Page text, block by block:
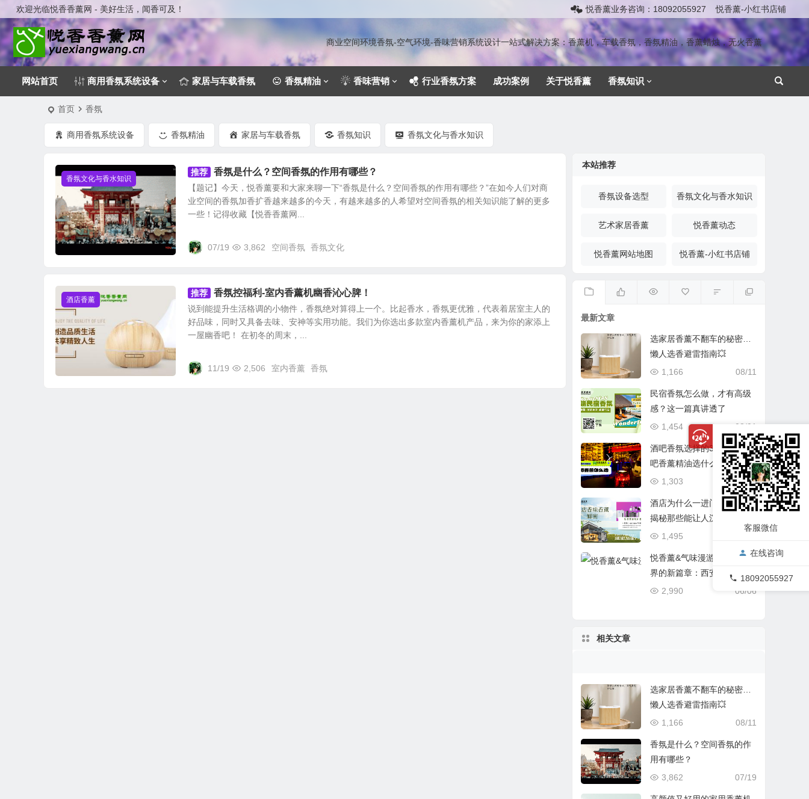
欢迎光临悦香香薰网 - 美好生活，闻香可及！ 悦香薰业务咨询：18092055927 悦香薰-小红书店铺
商业空间环境香氛-空气环境-香味营销系统设计一站式解决方案：香薰机，车载香氛，香氛精油，香薰蜡烛，无火香薰
网站首页 商用香氛系统设备 家居与车载香氛 香氛精油 香味营销 行业香氛方案 成功案例 关于悦香薰 香氛知识
首页 香氛
商用香氛系统设备 香氛精油 家居与车载香氛 香氛知识 香氛文化与香水知识
香氛文化与香水知识
推荐 香氛是什么？空间香氛的作用有哪些？
【题记】今天，悦香薰要和大家来聊一下“香氛是什么？空间香氛的作用有哪些？”在如今人们对商
业空间的香氛加香扩香越来越多的今天，有越来越多的人希望对空间香氛的相关知识能了解的更多
一些！记得收藏【悦香香薰网...
07/19 3,862 空间香氛 香氛文化
酒店香薰
推荐 香氛控福利-室内香薰机幽香沁心脾！
说到能提升生活格调的小物件，香氛绝对算得上一个。比起香水，香氛更优雅，代表着居室主人的
好品味，同时又具备去味、安神等实用功能。我们为你选出多款室内香薰机产品，来为你的家添上
一屋幽香吧！ 在初冬的周末，...
11/19 2,506 室内香薰 香氛
本站推荐
香氛设备选型 香氛文化与香水知识
艺术家居香薰 悦香薰动态
悦香薰网站地图 悦香薰-小红书店铺
最新文章
选家居香薰不翻车的秘密…
懒人选香避雷指南💥
08/11
1,166
民宿香氛怎么做，才有高级
感？这一篇真讲透了
08/01
1,454
酒吧香氛选择的3个考量：酒
吧香薰精油选什么味道？酒
吧香薰机系统怎么配置？07/28
1,303
酒店为什么一进门就很香？
揭秘那些能让人沉醉的空间
环境香氛
1,495
悦香薰&气味漫游记香氛世
界的新篇章：西安国际酒店
设备及用品展览会之旅 06/06
2,990
相关文章
选家居香薰不翻车的秘密…
懒人选香避雷指南💥
08/11
1,166
香氛是什么？空间香氛的作
用有哪些？
07/19
3,862
客服微信
在线咨询
18092055927